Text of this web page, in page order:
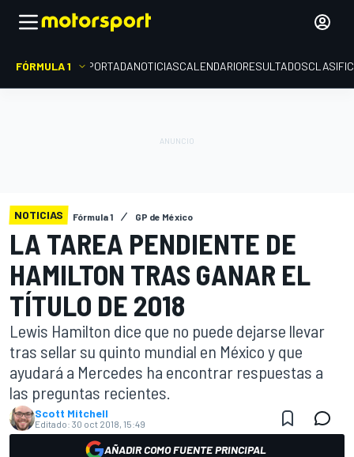
FÓRMULA 1 PORTADANOTICIASCALENDARIORESULTADOS
NOTICIAS Fórmula 1 GP de México
LA TAREA PENDIENTE DE
HAMILTON TRAS GANAR EL
TÍTULO DE 2018
Lewis Hamilton dice que no puede dejarse llevar
tras sellar su quinto mundial en México y que
ayudará a Mercedes ha encontrar respuestas a
las preguntas recientes.
Scott Mitchell
Editado: 30 oct 2018, 15:49
AÑADIR COMO FUENTE PRINCIPAL